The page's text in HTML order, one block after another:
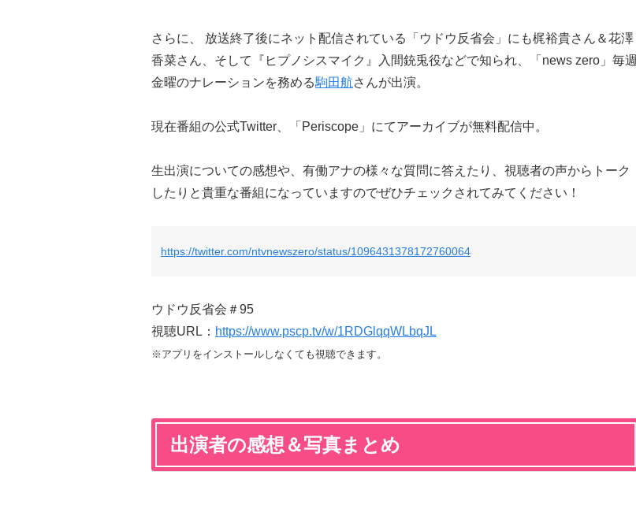
さらに、 放送終了後にネット配信されている「ウドウ反省会」にも梶裕貴さん＆花澤
香菜さん、そして『ヒプノシスマイク』入間銃兎役などで知られ、「news zero」毎週
金曜のナレーションを務める駒田航さんが出演。
現在番組の公式Twitter、「Periscope」にてアーカイブが無料配信中。
生出演についての感想や、有働アナの様々な質問に答えたり、視聴者の声からトーク
したりと貴重な番組になっていますのでぜひチェックされてみてください！
https://twitter.com/ntvnewszero/status/1096431378172760064
ウドウ反省会＃95
視聴URL： https://www.pscp.tv/w/1RDGlqqWLbqJL
※アプリをインストールしなくても視聴できます。
出演者の感想＆写真まとめ